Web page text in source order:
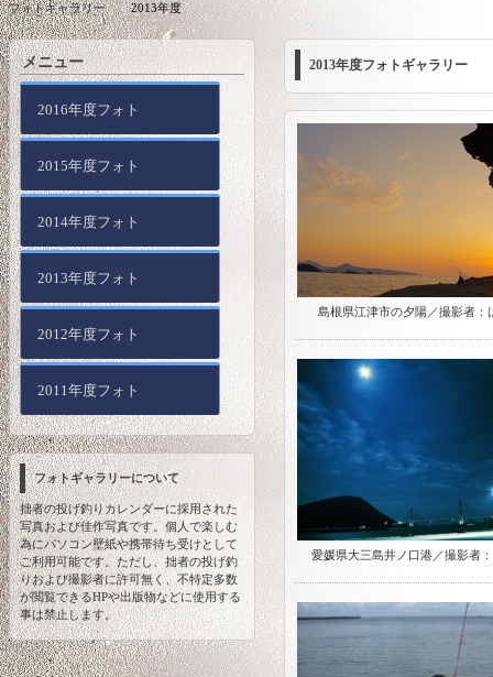
フォトギャラリー > 2013年度
2013年度フォトギャラリー
島根県江津市の夕陽／撮影者：
愛媛県大三島井ノ口港／撮影者
メニュー
2016年度フォト
2015年度フォト
2014年度フォト
2013年度フォト
2012年度フォト
2011年度フォト
フォトギャラリーについて
拙者の投げ釣りカレンダーに採用された
写真および佳作写真です。個人で楽しむ
為にパソコン壁紙や携帯待ち受けとして
ご利用可能です。ただし、拙者の投げ釣
りおよび撮影者に許可無く、不特定多数
が閲覧できるHPや出版物などに使用する
事は禁止します。